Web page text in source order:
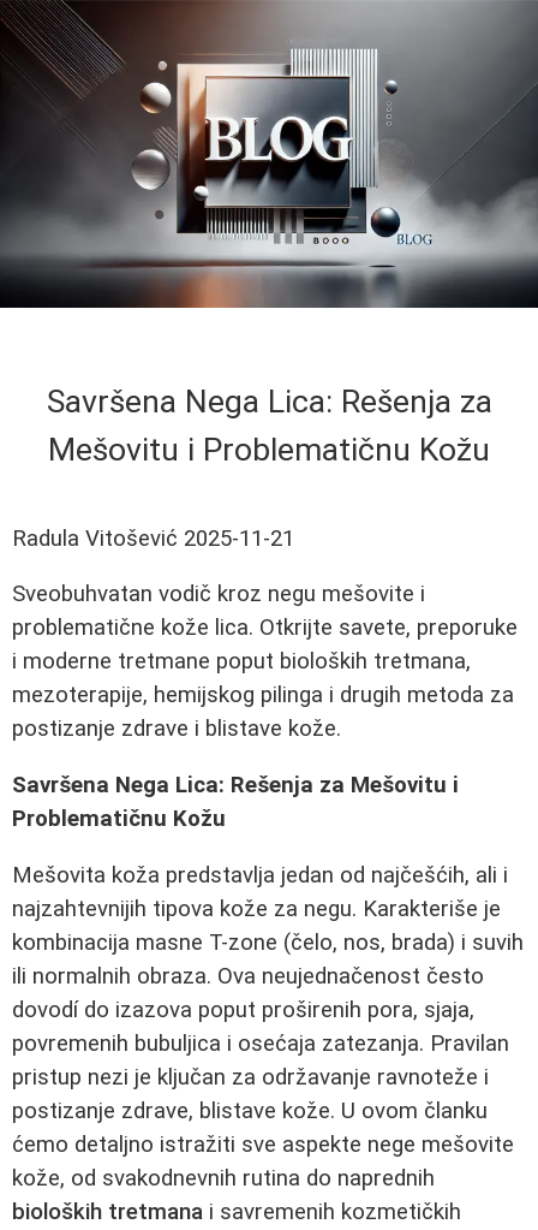
Savršena Nega Lica: Rešenja za
Mešovitu i Problematičnu Kožu
Radula Vitošević 2025-11-21
Sveobuhvatan vodič kroz negu mešovite i
problematične kože lica. Otkrijte savete, preporuke
i moderne tretmane poput bioloških tretmana,
mezoterapije, hemijskog pilinga i drugih metoda za
postizanje zdrave i blistave kože.
Savršena Nega Lica: Rešenja za Mešovitu i
Problematičnu Kožu
Mešovita koža predstavlja jedan od najčešćih, ali i
najzahtevnijih tipova kože za negu. Karakteriše je
kombinacija masne T-zone (čelo, nos, brada) i suvih
ili normalnih obraza. Ova neujednačenost često
dovodí do izazova poput proširenih pora, sjaja,
povremenih bubuljica i osećaja zatezanja. Pravilan
pristup nezi je ključan za održavanje ravnoteže i
postizanje zdrave, blistave kože. U ovom članku
ćemo detaljno istražiti sve aspekte nege mešovite
kože, od svakodnevnih rutina do naprednih
bioloških tretmana i savremenih kozmetičkih